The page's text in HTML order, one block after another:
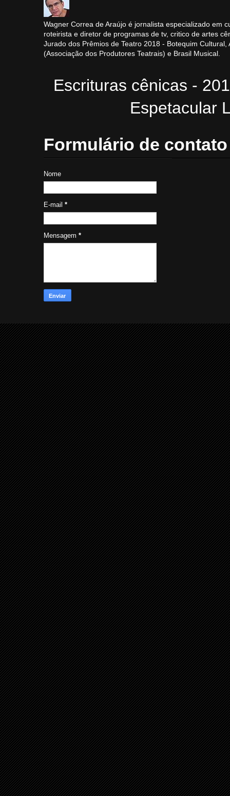
Wagner Correa de Araújo é jornalista especializado em
roteirista e diretor de programas de tv, critico de artes
Jurado dos Prêmios de Teatro 2018 - Botequim Cultural,
(Associação dos Produtores Teatrais) e Brasil Musical.
Escrituras cênicas -
Espetacular
Formulário de contato
Nome
E-mail *
Mensagem *